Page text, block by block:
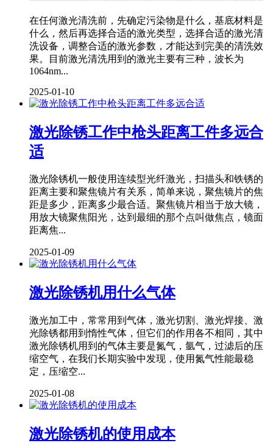
在任何激光清洗前，先确定污染物是什么，基底材料是
什么，然后再选择合适的激光类型，选择合适的激光清
洗设备，调整合适的激光参数，才能达到完美的清洗效
果。目前激光清洗用到的激光主要有三种，波长为
1064nm...
2025-01-10
激光除锈工作中枪头距离工件多远合
适
激光除锈机一般使用连续型光纤激光，扫描头和铁锈的
距离主要和聚焦镜片有关系，简单来说，聚焦镜片的焦
距是多少，距离多少最合适。聚焦镜片相当于放大镜，
用放大镜聚焦阳光，达到最细的那个点叫做焦点，镜面
距离焦...
2025-01-09
激光除锈机用什么气体
激光加工中，常常用到气体，激光切割、激光焊接、激
光除锈都用到惰性气体，但它们的作用各不相同，其中
激光除锈机用到的气体主要是氮气，氩气，过滤后的压
缩空气，在我们长期实验中发现，使用氮气性能最稳
定，压缩空...
2025-01-08
激光除锈机的使用成本